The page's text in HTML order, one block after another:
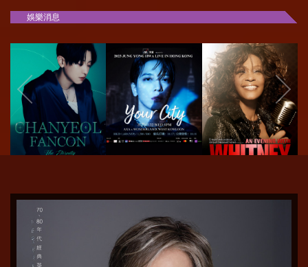
娛樂消息
EXO燦烈巡回演唱會
香港站 | 2023
Chanyeol Fancon the
Eternity in Hong
Kong
鄭容和首個戶外演唱
會香港站 | 2023 Jung
Yong Hwa Live
‘YOUR CITY’ in
Hong Kong
Whitney 全息演唱會
香港站 2023｜An
Evening with
Whitney - The
Hologram Concert